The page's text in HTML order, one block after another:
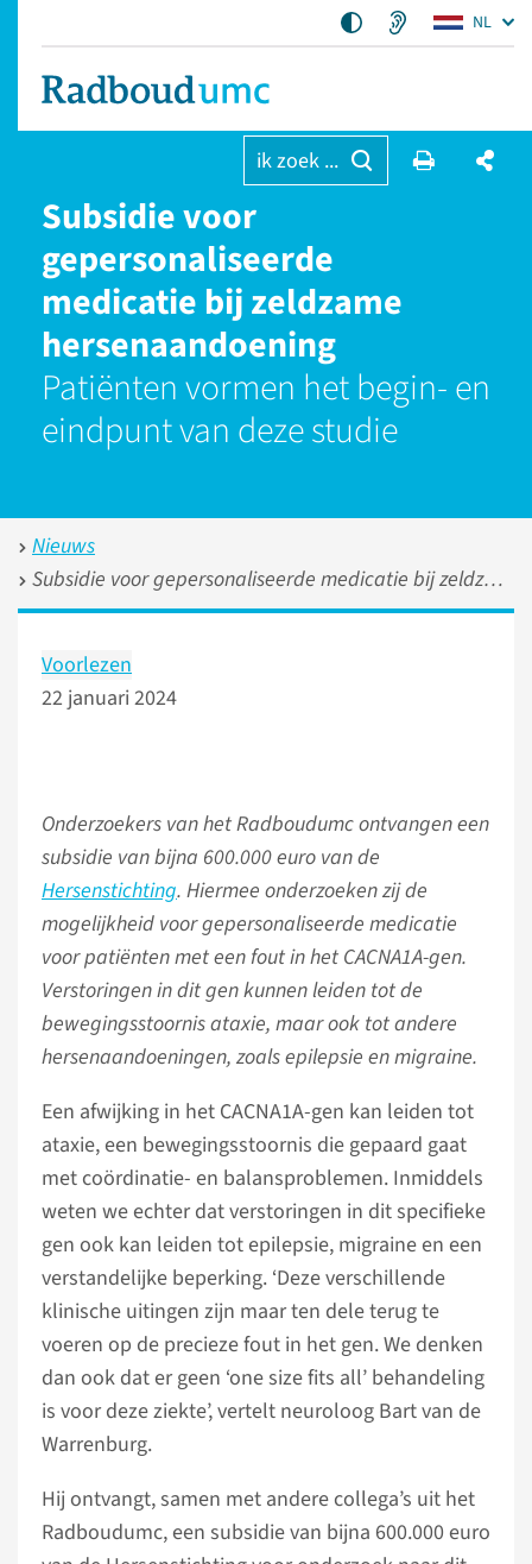
NL
ik zoek ...
Subsidie voor
gepersonaliseerde
medicatie bij zeldzame
hersenaandoening
Patiënten vormen het begin- en
eindpunt van deze studie
Nieuws
Subsidie voor gepersonaliseerde medicatie bij zeldzame hersenaandoening
Voorlezen
22 januari 2024
Onderzoekers van het Radboudumc ontvangen een
subsidie van bijna 600.000 euro van de
Hersenstichting. Hiermee onderzoeken zij de
mogelijkheid voor gepersonaliseerde medicatie
voor patiënten met een fout in het CACNA1A-gen.
Verstoringen in dit gen kunnen leiden tot de
bewegingsstoornis ataxie, maar ook tot andere
hersenaandoeningen, zoals epilepsie en migraine.
Een afwijking in het CACNA1A-gen kan leiden tot
ataxie, een bewegingsstoornis die gepaard gaat
met coördinatie- en balansproblemen. Inmiddels
weten we echter dat verstoringen in dit specifieke
gen ook kan leiden tot epilepsie, migraine en een
verstandelijke beperking. ‘Deze verschillende
klinische uitingen zijn maar ten dele terug te
voeren op de precieze fout in het gen. We denken
dan ook dat er geen ‘one size fits all’ behandeling
is voor deze ziekte’, vertelt neuroloog Bart van de
Warrenburg.
Hij ontvangt, samen met andere collega’s uit het
Radboudumc, een subsidie van bijna 600.000 euro